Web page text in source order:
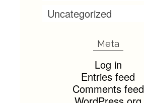
Uncategorized
Meta
Log in
Entries feed
Comments feed